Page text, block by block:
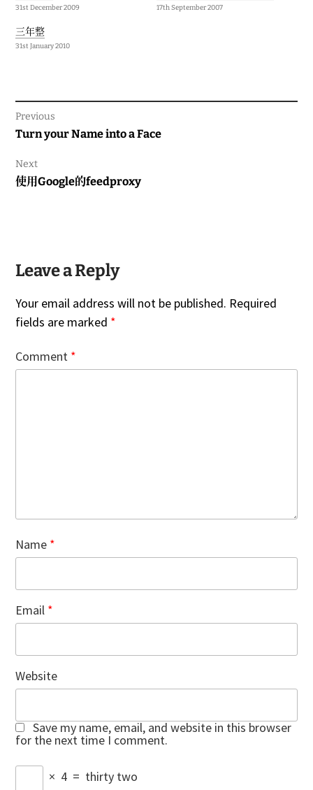
31st December 2009 17th September 2007
三年整
31st January 2010
Previous
Previous
Turn your Name into a Face
Next
Next
使用Google的feedproxy
Leave a Reply
Your email address will not be published. Required
fields are marked *
Comment *
Name *
Email *
Website
Save my name, email, and website in this browser
for the next time I comment.
× 4 = thirty two